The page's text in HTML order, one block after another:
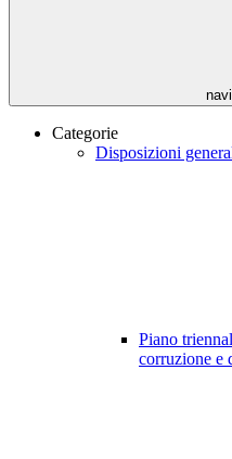
Categorie
Disposizioni
Piano
corruzione e